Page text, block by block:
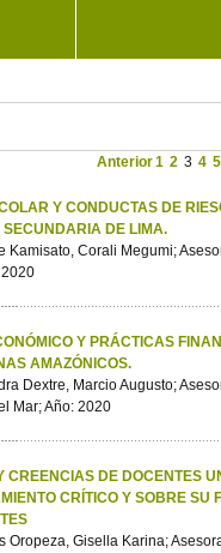
Anterior1 2 3 4 5
Y CONDUCTAS DE
SECUNDARIA DE LIMA.
Kamisato, Corali Megumi;
Y PRÁCTICAS
AMAZÓNICOS.
Dextre, Marcio Augusto;
Mar; Año: 2020
CREENCIAS DE DOCENTES
CRÍTICO Y SOBRE SU
Oropeza, Gisella Karina;